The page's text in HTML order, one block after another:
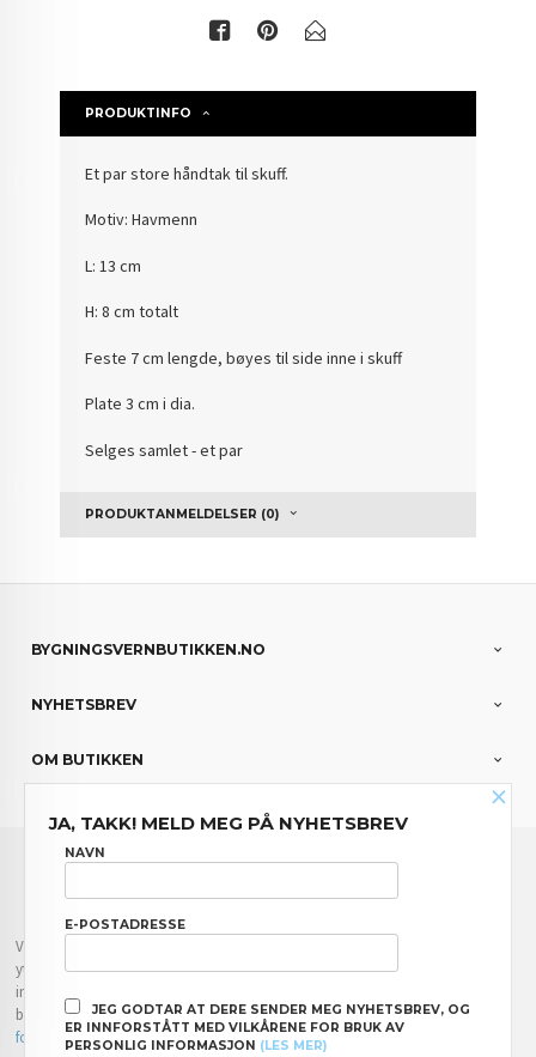
PRODUKTINFO
Et par store håndtak til skuff.
Motiv: Havmenn
L: 13 cm
H: 8 cm totalt
Feste 7 cm lengde, bøyes til side inne i skuff
Plate 3 cm i dia.
Selges samlet - et par
PRODUKTANMELDELSER (0)
BYGNINGSVERNBUTIKKEN.NO
NYHETSBREV
OM BUTIKKEN
FRAKT
NYHETSBREV
Vår nettbutikk bruker cookies slik at du får en bedre kjøpsopplevelse og vi kan
yte deg bedre service. Vi bruker cookies hovedsaklig til å lagre
innloggingsdetaljer og huske hva du har puttet i handlekurven din. Fortsett å
bruke siden som normalt om du godtar dette.Les merellerendre innstillinger
for cookies.
×
JA, TAKK! MELD MEG PÅ NYHETSBREV
NAVN
E-POSTADRESSE
JEG GODTAR AT DERE SENDER MEG NYHETSBREV, OG
ER INNFORSTÅTT MED VILKÅRENE FOR BRUK AV
PERSONLIG INFORMASJON (LES MER)